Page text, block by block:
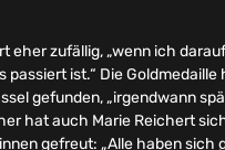
eher zufällig, „wenn ich
ist.“ Die
gefunden, „irgendwann
hat auch Marie Reichert
gefreut: „Alle haben sich